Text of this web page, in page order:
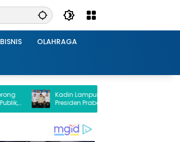
BISNIS OLAHRAGA
Kadin Lampung Hadiri Forum Strategis
Presiden Prabowo, Bawa Misi Perkuat
Ekonomi dan Investasi Daerah